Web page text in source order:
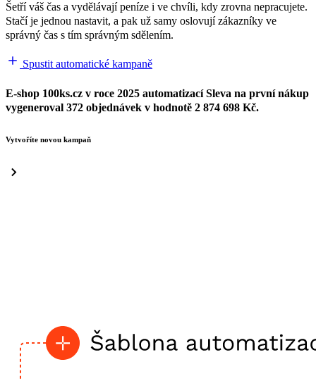
Šetří váš čas a vydělávají peníze i ve chvíli, kdy zrovna nepracujete.
Stačí je jednou nastavit, a pak už samy oslovují zákazníky ve
správný čas s tím správným sdělením.
Spustit automatické kampaně
E-shop 100ks.cz v roce 2025 automatizacíSleva na první nákup
vygeneroval 372 objednávek v hodnotě 2 874 698 Kč.
Vytvoříte novou kampaň